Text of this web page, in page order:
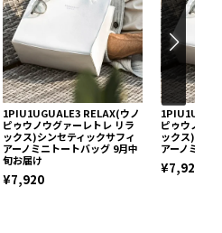
1PIU1UGUALE3 RELAX(ウノ
ピゥウノウグァーレトレ リラ
ックス)シンセティックサフィ
アーノミニトートバッグ 9月中
旬お届け
¥7,920
ピゥウノウ
ックス)シン
アーノミニ
¥7,920